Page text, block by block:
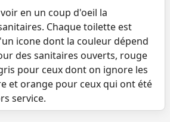
en un coup d'oeil la
Chaque toilette est
icone dont la couleur dépend
des sanitaires ouverts, rouge
pour ceux dont on ignore les
et orange pour ceux qui ont été
service.